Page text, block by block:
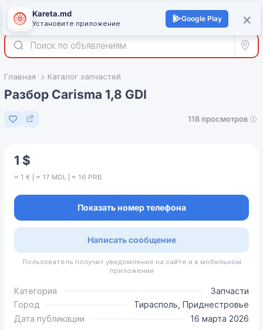
Войти +
Все
Главная Каталог запчастей
Разбор Carisma 1,8 GDI
Добавить в избранное
118 просмотров
1 $
≈ 1 € | ≈ 17 MDL | ≈ 16 PRB
Показать номер телефона
Написать сообщение
Пользователь получит уведомление на сайте и в мобильном
приложении
Категория
Запчасти
Город
Тирасполь, Приднестровье
Дата публикации
16 марта 2026
×
Kareta.md
Установите приложение
Google Play